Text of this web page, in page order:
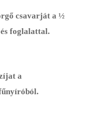
csavarját a ½
foglalattal.
a